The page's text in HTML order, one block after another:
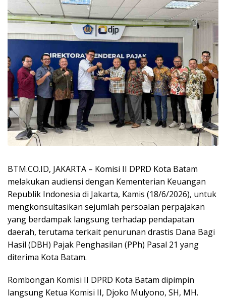
BTM.CO.ID, JAKARTA – Komisi II DPRD Kota Batam
melakukan audiensi dengan Kementerian Keuangan
Republik Indonesia di Jakarta, Kamis (18/6/2026), untuk
mengkonsultasikan sejumlah persoalan perpajakan
yang berdampak langsung terhadap pendapatan
daerah, terutama terkait penurunan drastis Dana Bagi
Hasil (DBH) Pajak Penghasilan (PPh) Pasal 21 yang
diterima Kota Batam.
Rombongan Komisi II DPRD Kota Batam dipimpin
langsung Ketua Komisi II, Djoko Mulyono, SH, MH.